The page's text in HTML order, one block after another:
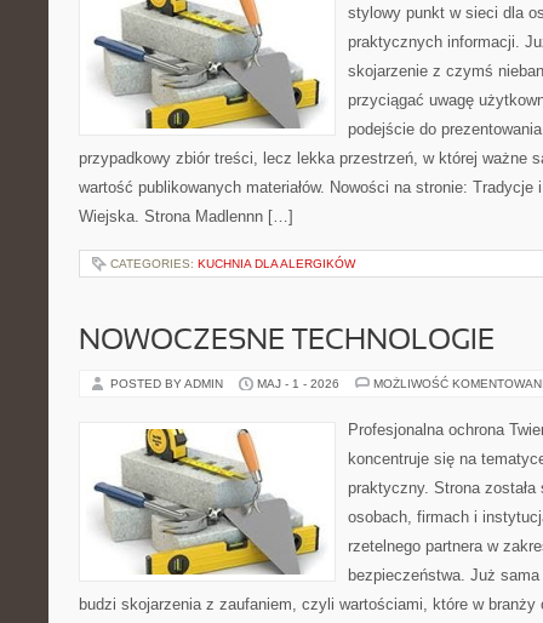
stylowy punkt w sieci dla
praktycznych informacji.
skojarzenie z czymś
przyciągać uwagę
podejście do
przypadkowy zbiór treści, lecz lekka przestrzeń, w której ważne
wartość publikowanych materiałów. Nowości na stronie: Tradycje
Wiejska. Strona Madlennn […]
CATEGORIES: KUCHNIA DLA ALERGIKÓW
NOWOCZESNE TECHNOLOGIE
POSTED BY ADMIN MAJ - 1 - 2026 MOŻLIWOŚĆ
Profesjonalna ochrona
koncentruje się na
praktyczny. Strona
osobach, firmach i
rzetelnego partnera w
bezpieczeństwa. Już
budzi skojarzenia z zaufaniem, czyli wartościami, które w branży